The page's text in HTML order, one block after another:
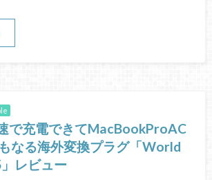
で充電できてMacBookProAC
なる海外変換プラグ「World
レビュー